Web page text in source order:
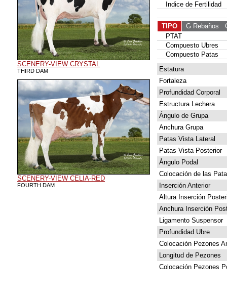
SCENERY-VIEW CRYSTAL
THIRD DAM
SCENERY-VIEW CELIA-RED
FOURTH DAM
Indice de Fertilidad
TIPO G Rebaños
PTAT
Compuesto Ubres
Compuesto Patas
Estatura
Fortaleza
Profundidad Corporal
Estructura Lechera
Ángulo de Grupa
Anchura Grupa
Patas Vista Lateral
Patas Vista Posterior
Ángulo Podal
Colocación de las
Inserción Anterior
Altura Inserción
Anchura Inserción
Ligamento Suspensor
Profundidad Ubre
Colocación Pezones
Longitud de Pezones
Colocación Pezones